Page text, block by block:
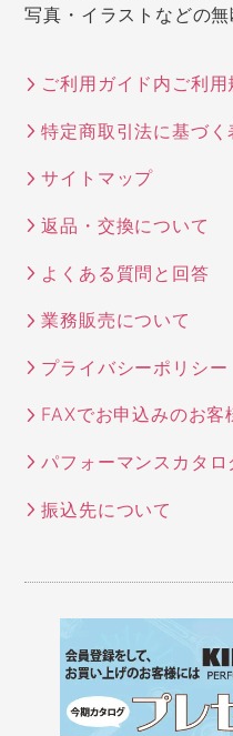
写真・イラストなどの
ご利用ガイド内ご利用
特定商取引法に基づく
サイトマップ
返品・交換について
よくある質問と回答
業務販売について
プライバシーポリシー
FAXでお申込みのお客
パフォーマンスカタロ
振込先について